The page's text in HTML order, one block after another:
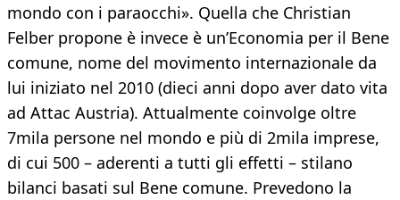
mondo con i paraocchi». Quella che Christian
Felber propone è invece è un’Economia per il Bene
comune, nome del movimento internazionale da
lui iniziato nel 2010 (dieci anni dopo aver dato vita
ad Attac Austria). Attualmente coinvolge oltre
7mila persone nel mondo e più di 2mila imprese,
di cui 500 – aderenti a tutti gli effetti – stilano
bilanci basati sul Bene comune. Prevedono la